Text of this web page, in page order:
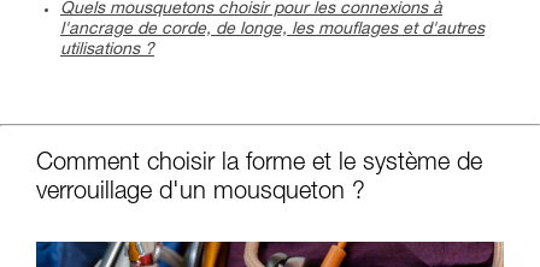
Quels mousquetons choisir pour les connexions à
l'ancrage de corde, de longe, les mouflages et d'autres
utilisations ?
Comment choisir la forme et le système de
verrouillage d'un mousqueton ?